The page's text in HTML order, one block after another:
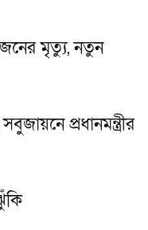
মৃত্যু, নতুন
প্রধানমন্ত্রীর